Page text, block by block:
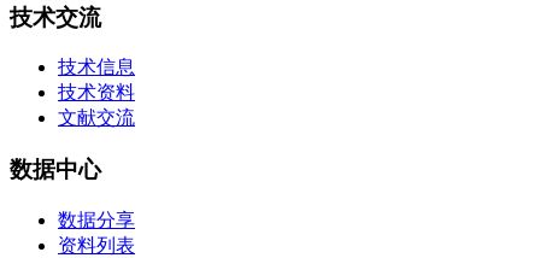
技术交流
技术信息
技术资料
文献交流
数据中心
数据分享
资料列表